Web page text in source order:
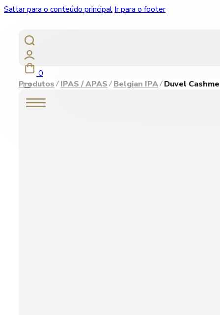
Saltar para o conteúdo principal Ir para o footer
0
Produtos
IPAS / APAS Belgian IPA Duvel